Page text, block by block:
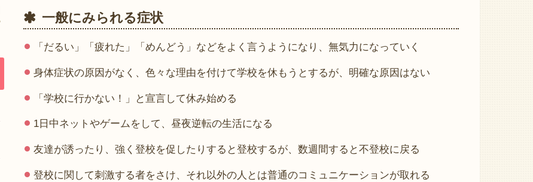
一般にみられる症状
「だるい」「疲れた」「めんどう」などをよく言うようになり、無気力になっていく
身体症状の原因がなく、色々な理由を付けて学校を休もうとするが、明確な原因はない
「学校に行かない！」と宣言して休み始める
1日中ネットやゲームをして、昼夜逆転の生活になる
友達が誘ったり、強く登校を促したりすると登校するが、数週間すると不登校に戻る
登校に関して刺激する者をさけ、それ以外の人とは普通のコミュニケーションが取れる